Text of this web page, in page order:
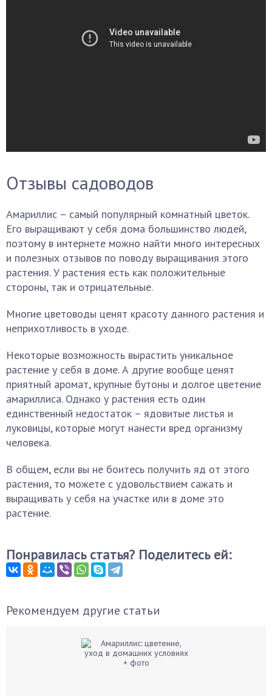
Отзывы садоводов
Амариллис – самый популярный комнатный цветок.
Его выращивают у себя дома большинство людей,
поэтому в интернете можно найти много интересных
и полезных отзывов по поводу выращивания этого
растения. У растения есть как положительные
стороны, так и отрицательные.
Многие цветоводы ценят красоту данного растения и
неприхотливость в уходе.
Некоторые возможность вырастить уникальное
растение у себя в доме. А другие вообще ценят
приятный аромат, крупные бутоны и долгое цветение
амариллиса. Однако у растения есть один
единственный недостаток – ядовитые листья и
луковицы, которые могут нанести вред организму
человека.
В общем, если вы не боитесь получить яд от этого
растения, то можете с удовольствием сажать и
выращивать у себя на участке или в доме это
растение.
Понравилась статья? Поделитесь ей:
Рекомендуем другие статьи